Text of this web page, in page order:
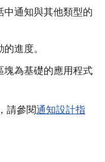
中通知與其他類型的
進度。
塊為基礎的應用程式
請參閱通知設計指